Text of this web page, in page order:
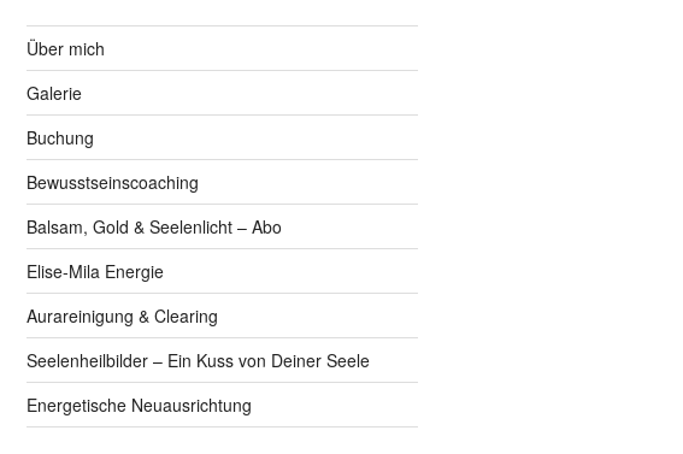
Über mich
Galerie
Buchung
Bewusstseinscoaching
Balsam, Gold & Seelenlicht – Abo
Elise-Mila Energie
Aurareinigung & Clearing
Seelenheilbilder – Ein Kuss von Deiner Seele
Energetische Neuausrichtung